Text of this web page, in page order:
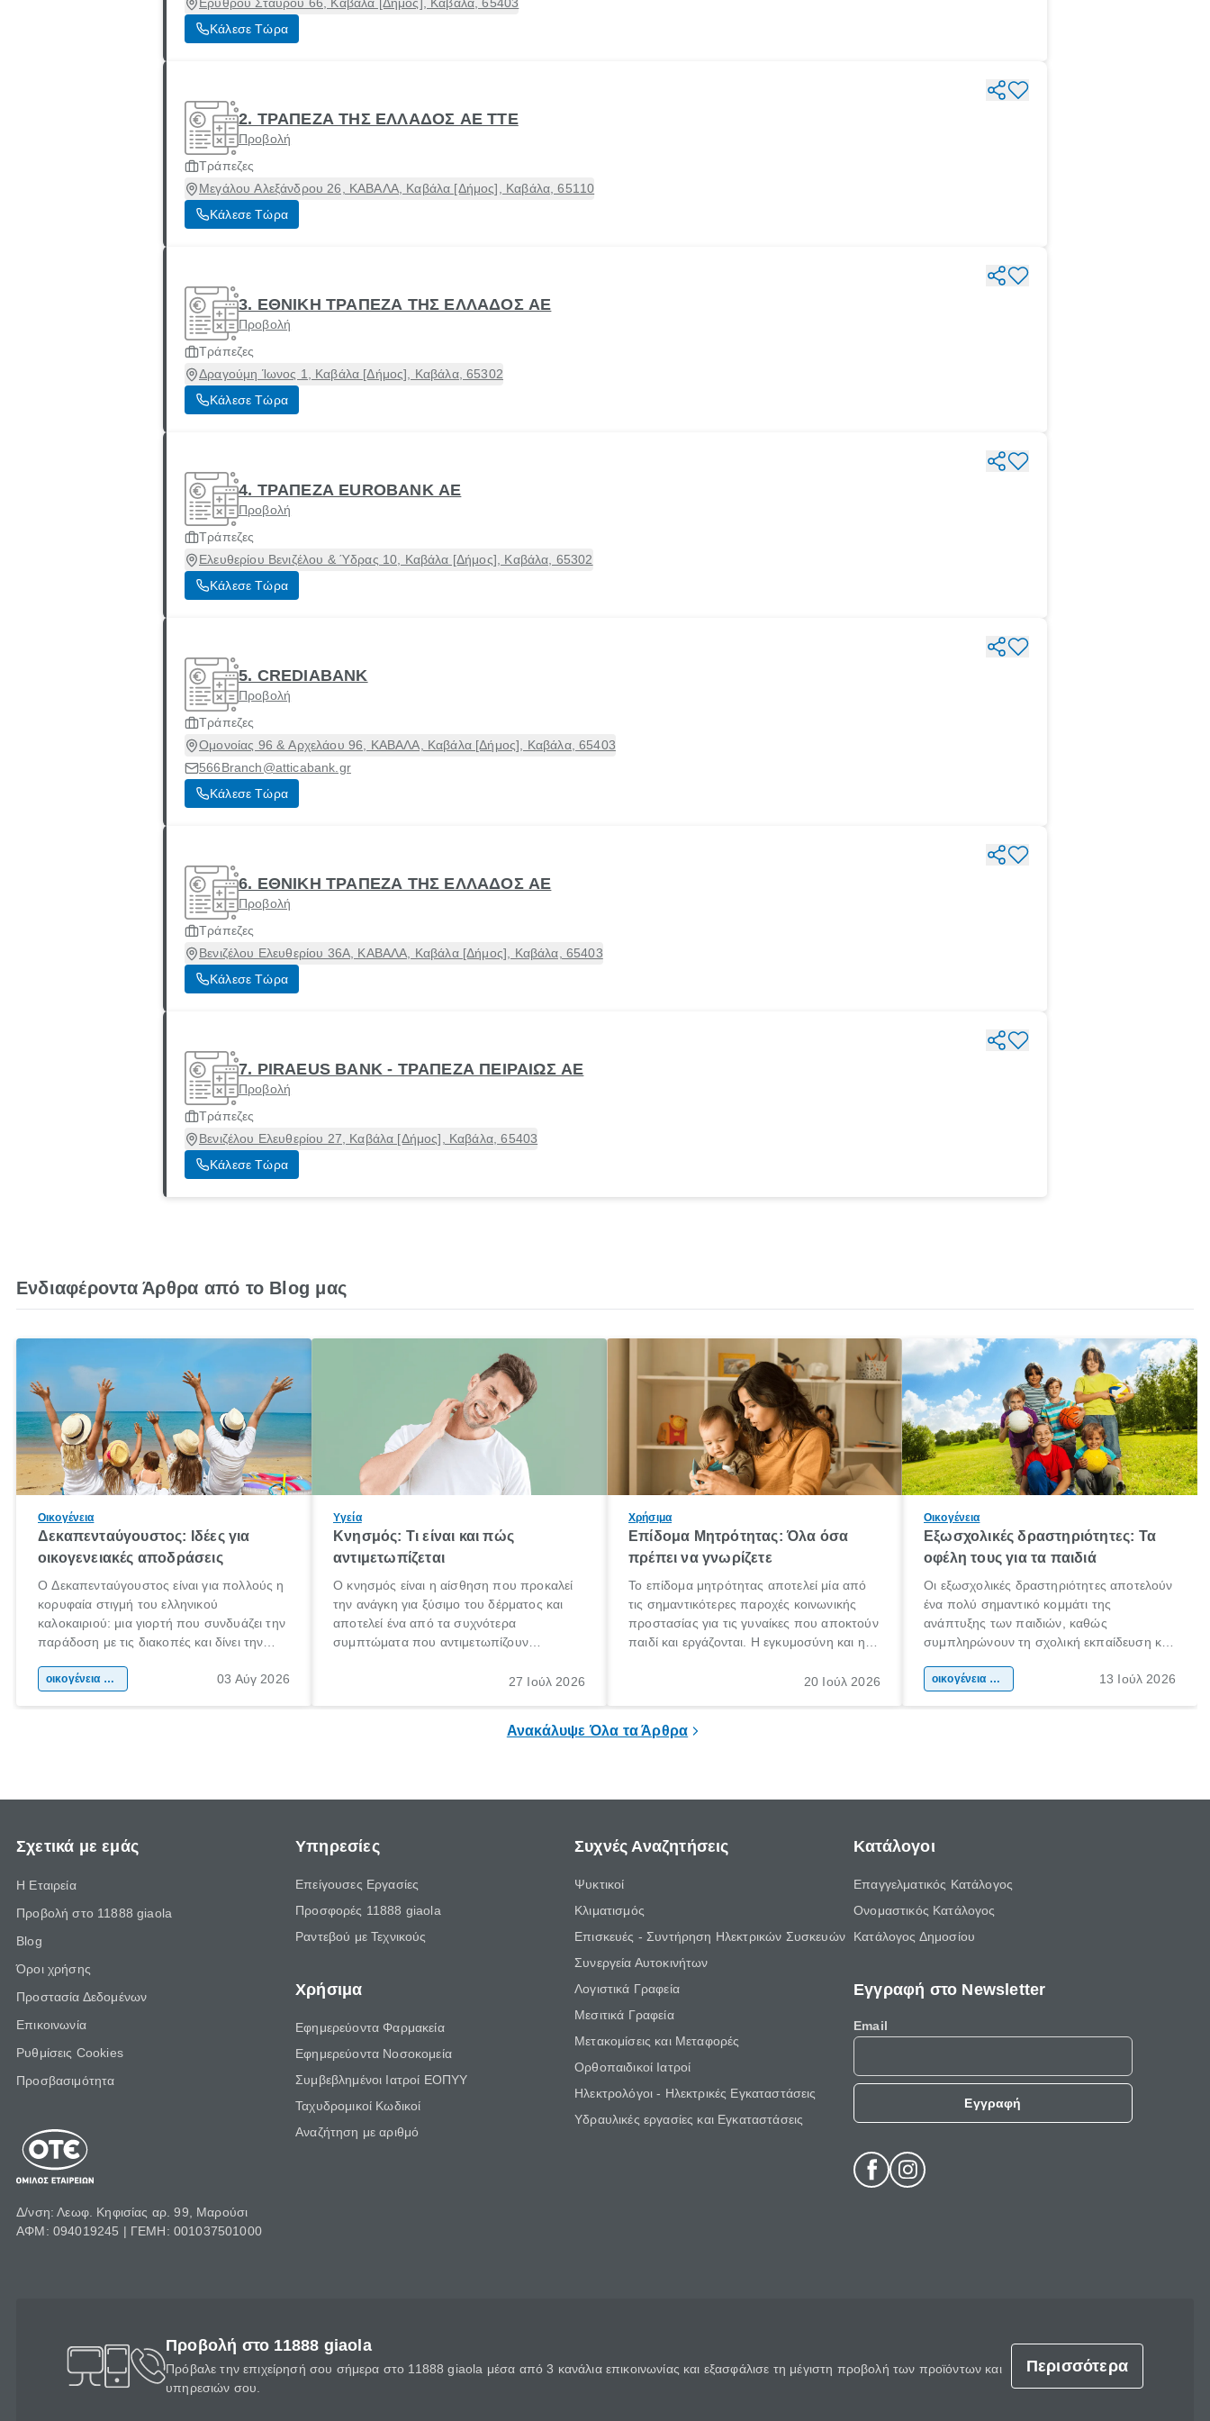
Κάλεσε Τώρα
2. ΤΡΑΠΕΖΑ ΤΗΣ ΕΛΛΑΔΟΣ ΑΕ ΤΤΕ
Προβολή
Τράπεζες
Μεγάλου Αλεξάνδρου 26, ΚΑΒΑΛΑ, Καβάλα [Δήμος], Καβάλα, 65110
Κάλεσε Τώρα
3. ΕΘΝΙΚΗ ΤΡΑΠΕΖΑ ΤΗΣ ΕΛΛΑΔΟΣ ΑΕ
Προβολή
Τράπεζες
Δραγούμη Ίωνος 1, Καβάλα [Δήμος], Καβάλα, 65302
Κάλεσε Τώρα
4. ΤΡΑΠΕΖΑ EUROBANK ΑΕ
Προβολή
Τράπεζες
Ελευθερίου Βενιζέλου & Ύδρας 10, Καβάλα [Δήμος], Καβάλα, 65302
Κάλεσε Τώρα
5. CREDIABANK
Προβολή
Τράπεζες
Ομονοίας 96 & Αρχελάου 96, ΚΑΒΑΛΑ, Καβάλα [Δήμος], Καβάλα, 65403
566Branch@atticabank.gr
Κάλεσε Τώρα
6. ΕΘΝΙΚΗ ΤΡΑΠΕΖΑ ΤΗΣ ΕΛΛΑΔΟΣ ΑΕ
Προβολή
Τράπεζες
Βενιζέλου Ελευθερίου 36Α, ΚΑΒΑΛΑ, Καβάλα [Δήμος], Καβάλα, 65403
Κάλεσε Τώρα
7. PIRAEUS BANK - ΤΡΑΠΕΖΑ ΠΕΙΡΑΙΩΣ ΑΕ
Προβολή
Τράπεζες
Βενιζέλου Ελευθερίου 27, Καβάλα [Δήμος], Καβάλα, 65403
Κάλεσε Τώρα
Ενδιαφέροντα Άρθρα από το Blog μας
Οικογένεια
Δεκαπενταύγουστος: Ιδέες για
οικογενειακές αποδράσεις
Ο Δεκαπενταύγουστος είναι για πολλούς η
κορυφαία στιγμή του ελληνικού
καλοκαιριού: μια γιορτή που συνδυάζει την
παράδοση με τις διακοπές και δίνει την
χώρας. Είτε πρόκειται για λίγες μέρες
οικογένεια & παιδί 03 Αύγ 2026
Υγεία
Κνησμός: Τι είναι και πώς
αντιμετωπίζεται
Ο κνησμός είναι η αίσθηση που προκαλεί
την ανάγκη για ξύσιμο του δέρματος και
αποτελεί ένα από τα συχνότερα
συμπτώματα που αντιμετωπίζουν
πληροφορίες για το «κνησμός τι είναι»,
27 Ιούλ 2026
Χρήσιμα
Επίδομα Μητρότητας: Όλα όσα
πρέπει να γνωρίζετε
Το επίδομα μητρότητας αποτελεί μία από
τις σημαντικότερες παροχές κοινωνικής
προστασίας για τις γυναίκες που αποκτούν
παιδί και εργάζονται. Η εγκυμοσύνη και η
σημαντική περίοδος στη ζωή κάθε20 Ιούλ 2026
Οικογένεια
Εξωσχολικές δραστηριότητες: Τα
οφέλη τους για τα παιδιά
Οι εξωσχολικές δραστηριότητες αποτελούν
ένα πολύ σημαντικό κομμάτι της
ανάπτυξης των παιδιών, καθώς
συμπληρώνουν τη σχολική εκπαίδευση και
της προσωπικότητας, της κοινωνικότητας
οικογένεια & παιδί 13 Ιούλ 2026
Ανακάλυψε Όλα τα Άρθρα
Σχετικά με εμάς
Η Εταιρεία
Προβολή στο 11888 giaola
Blog
Όροι χρήσης
Προστασία Δεδομένων
Επικοινωνία
Ρυθμίσεις Cookies
Προσβασιμότητα
Δ/νση: Λεωφ. Κηφισίας αρ. 99, Μαρούσι
ΑΦΜ: 094019245 | ΓΕΜΗ: 001037501000
Υπηρεσίες
Επείγουσες Εργασίες
Προσφορές 11888 giaola
Ραντεβού με Τεχνικούς
Χρήσιμα
Εφημερεύοντα Φαρμακεία
Εφημερεύοντα Νοσοκομεία
Συμβεβλημένοι Ιατροί ΕΟΠΥΥ
Ταχυδρομικοί Κωδικοί
Αναζήτηση με αριθμό
Συχνές Αναζητήσεις
Ψυκτικοί
Κλιματισμός
Επισκευές - Συντήρηση Ηλεκτρικών Συσκευών
Συνεργεία Αυτοκινήτων
Λογιστικά Γραφεία
Μεσιτικά Γραφεία
Μετακομίσεις και Μεταφορές
Ορθοπαιδικοί Ιατροί
Ηλεκτρολόγοι - Ηλεκτρικές Εγκαταστάσεις
Υδραυλικές εργασίες και Εγκαταστάσεις
Κατάλογοι
Επαγγελματικός Κατάλογος
Ονομαστικός Κατάλογος
Κατάλογος Δημοσίου
Εγγραφή στο Newsletter
Email
Εγγραφή
Προβολή στο 11888 giaola
Πρόβαλε την επιχείρησή σου σήμερα στο 11888 giaola μέσα από 3 κανάλια επικοινωνίας και εξασφάλισε τη μέγιστη προβολή των προϊόντων και
υπηρεσιών σου.
Περισσότερα